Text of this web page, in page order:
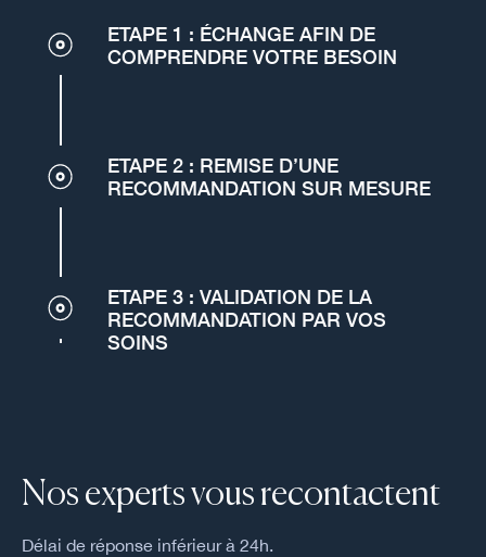
ETAPE 1 : ÉCHANGE AFIN DE
COMPRENDRE VOTRE BESOIN
ETAPE 2 : REMISE D’UNE
RECOMMANDATION SUR MESURE
ETAPE 3 : VALIDATION DE LA
RECOMMANDATION PAR VOS
SOINS
Nos experts vous recontactent
Délai de réponse inférieur à 24h.